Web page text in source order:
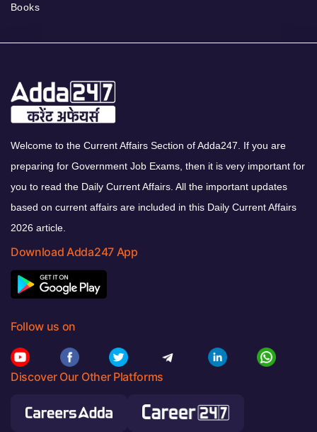
Books
Welcome to the Current Affairs Section of Adda247. If you are
preparing for Government Job Exams, then it is very important for
you to read the Daily Current Affairs. All the important updates
based on current affairs are included in this Daily Current Affairs
2026 article.
Download Adda247 App
Follow us on
Discover Our Other Platforms